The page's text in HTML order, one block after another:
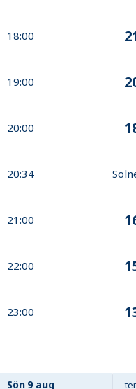
18:00
19:00
20:00
20:34
21:00
22:00
23:00
Sön 9 aug